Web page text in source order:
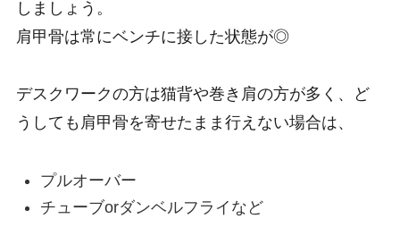
しましょう。
肩甲骨は常にベンチに接した状態が◎
デスクワークの方は猫背や巻き肩の方が多く、ど
うしても肩甲骨を寄せたまま行えない場合は、
プルオーバー
チューブorダンベルフライなど